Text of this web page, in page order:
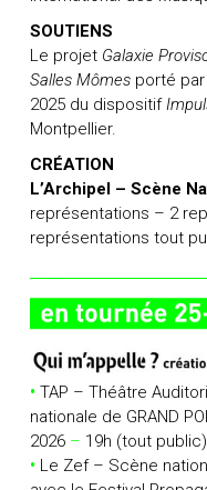
SOUTIENS
Le projet Galaxie
Salles Mômes porté
2025 du dispositif
Montpellier.
CRÉATION
L’Archipel – Scène
représentations – 2
représentations tout
• TAP – Théâtre
nationale de GRAND
2026 – 19h (tout public)
• Le Zef – Scène